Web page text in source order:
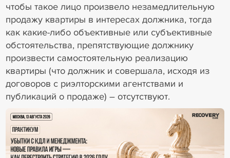
чтобы такое лицо произвело незамедлительную
продажу квартиры в интересах должника, тогда
как какие-либо объективные или субъективные
обстоятельства, препятствующие должнику
произвести самостоятельную реализацию
квартиры (что должник и совершала, исходя из
договоров с риэлторскими агентствами и
публикаций о продаже) – отсутствуют.